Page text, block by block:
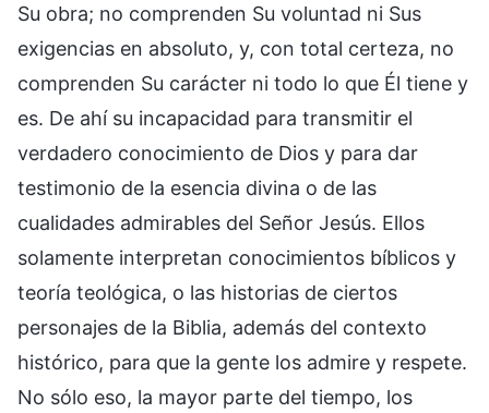
Su obra; no comprenden Su voluntad ni Sus
exigencias en absoluto, y, con total certeza, no
comprenden Su carácter ni todo lo que Él tiene y
es. De ahí su incapacidad para transmitir el
verdadero conocimiento de Dios y para dar
testimonio de la esencia divina o de las
cualidades admirables del Señor Jesús. Ellos
solamente interpretan conocimientos bíblicos y
teoría teológica, o las historias de ciertos
personajes de la Biblia, además del contexto
histórico, para que la gente los admire y respete.
No sólo eso, la mayor parte del tiempo, los